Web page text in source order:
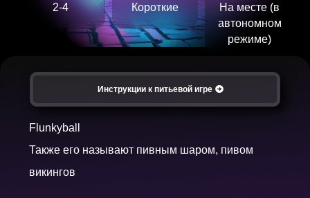
2-4 Короткие
На месте (в
автономном
режиме)
Инструкции к питьевой игре
Flunkyball
Также его называют пивным шаром, пивом
викингов